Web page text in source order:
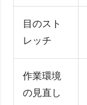
目のスト
レッチ
作業環境
の見直し